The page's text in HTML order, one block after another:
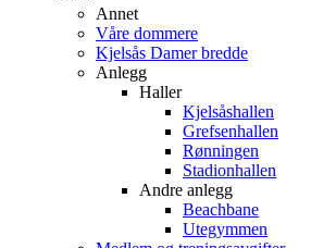
Annet
Våre dommere
Kjelsås Damer bredde
Anlegg
Haller
Kjelsåshallen
Grefsenhallen
Rønningen
Stadionhallen
Andre anlegg
Beachbane
Utegymmen